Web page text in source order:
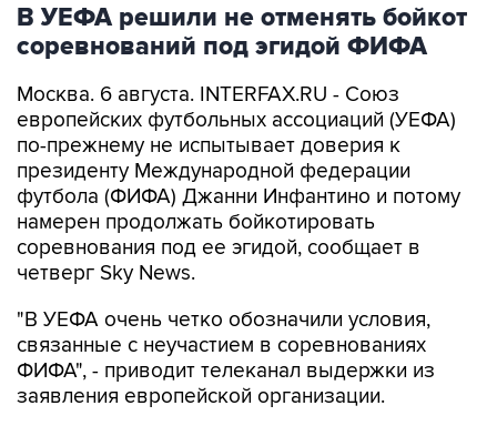
В УЕФА решили не отменять бойкот
соревнований под эгидой ФИФА
Москва. 6 августа. INTERFAX.RU - Союз
европейских футбольных ассоциаций (УЕФА)
по-прежнему не испытывает доверия к
президенту Международной федерации
футбола (ФИФА) Джанни Инфантино и потому
намерен продолжать бойкотировать
соревнования под ее эгидой, сообщает в
четверг Sky News.
"В УЕФА очень четко обозначили условия,
связанные с неучастием в соревнованиях
ФИФА", - приводит телеканал выдержки из
заявления европейской организации.